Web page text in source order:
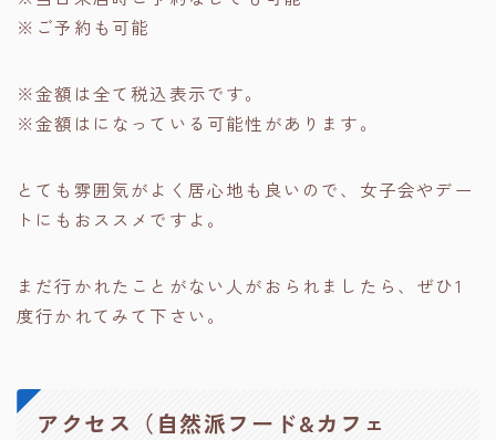
※ご予約も可能
※金額は全て税込表示です。
※金額はになっている可能性があります。
とても雰囲気がよく居心地も良いので、女子会やデー
トにもおススメですよ。
まだ行かれたことがない人がおられましたら、ぜひ1
度行かれてみて下さい。
アクセス（自然派フード&カフェ